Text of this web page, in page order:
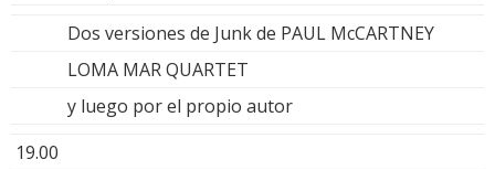
Dos versiones de Junk de PAUL McCARTNEY
LOMA MAR QUARTET
y luego por el propio autor
19.00